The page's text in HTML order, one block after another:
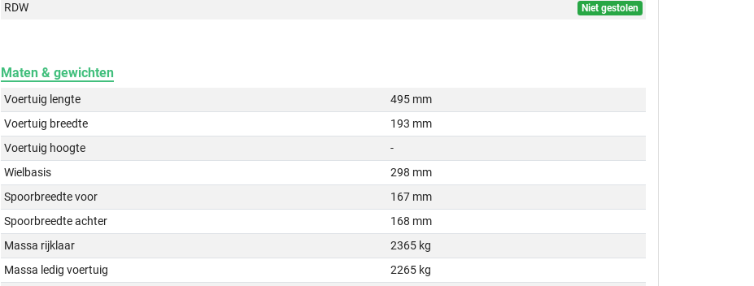
RDW Niet gestolen
Maten & gewichten
Voertuig lengte
495 mm
Voertuig breedte
193 mm
Voertuig hoogte
-
Wielbasis
298 mm
Spoorbreedte voor
167 mm
Spoorbreedte achter
168 mm
Massa rijklaar
2365 kg
Massa ledig voertuig
2265 kg